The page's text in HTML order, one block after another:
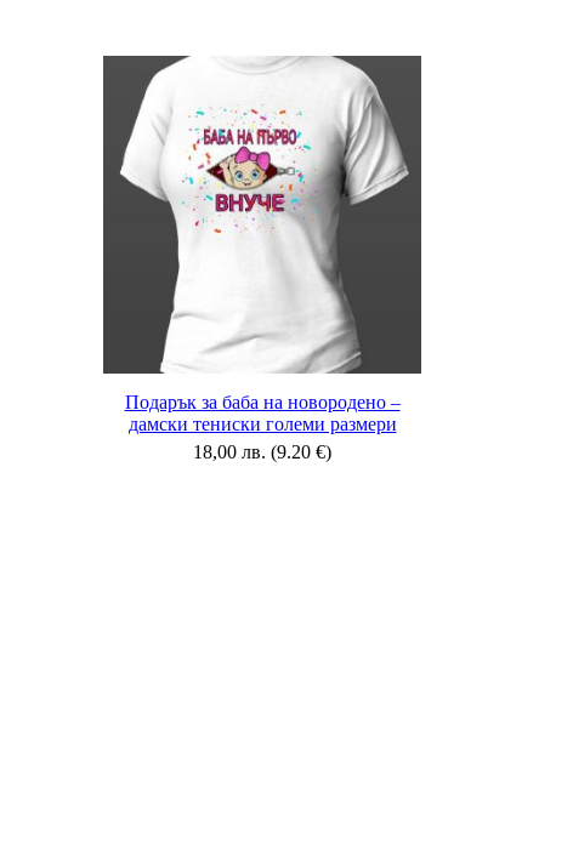
Подарък за баба на новородено –
дамски тениски големи размери
18,00 лв. (9.20 €)